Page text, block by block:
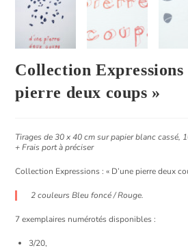
Collection Expressions
pierre deux coups »
Tirages de 30 x 40 cm sur papier blanc cassé,
+Frais port à préciser
Collection Expressions : « D’une pierre deux
2 couleurs Bleu foncé / Rouge.
7 exemplaires numérotés disponibles :
3/20,